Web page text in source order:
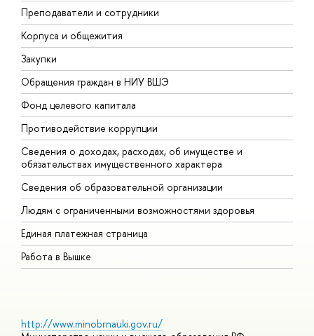
Преподаватели и сотрудники
Корпуса и общежития
Закупки
Обращения граждан в НИУ ВШЭ
Фонд целевого капитала
Противодействие коррупции
Сведения о доходах, расходах, об имуществе и
обязательствах имущественного характера
Сведения об образовательной организации
Людям с ограниченными возможностями здоровья
Единая платежная страница
Работа в Вышке
http://www.minobrnauki.gov.ru/